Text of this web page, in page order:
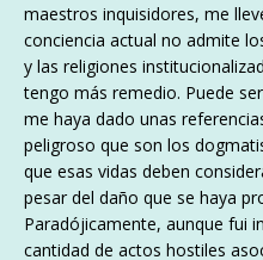
maestros inquisidores, me
conciencia actual no admite
y las religiones
tengo más remedio. Puede
me haya dado unas
peligroso que son los
que esas vidas deben
pesar del daño que se haya
Paradójicamente, aunque fui
cantidad de actos hostiles